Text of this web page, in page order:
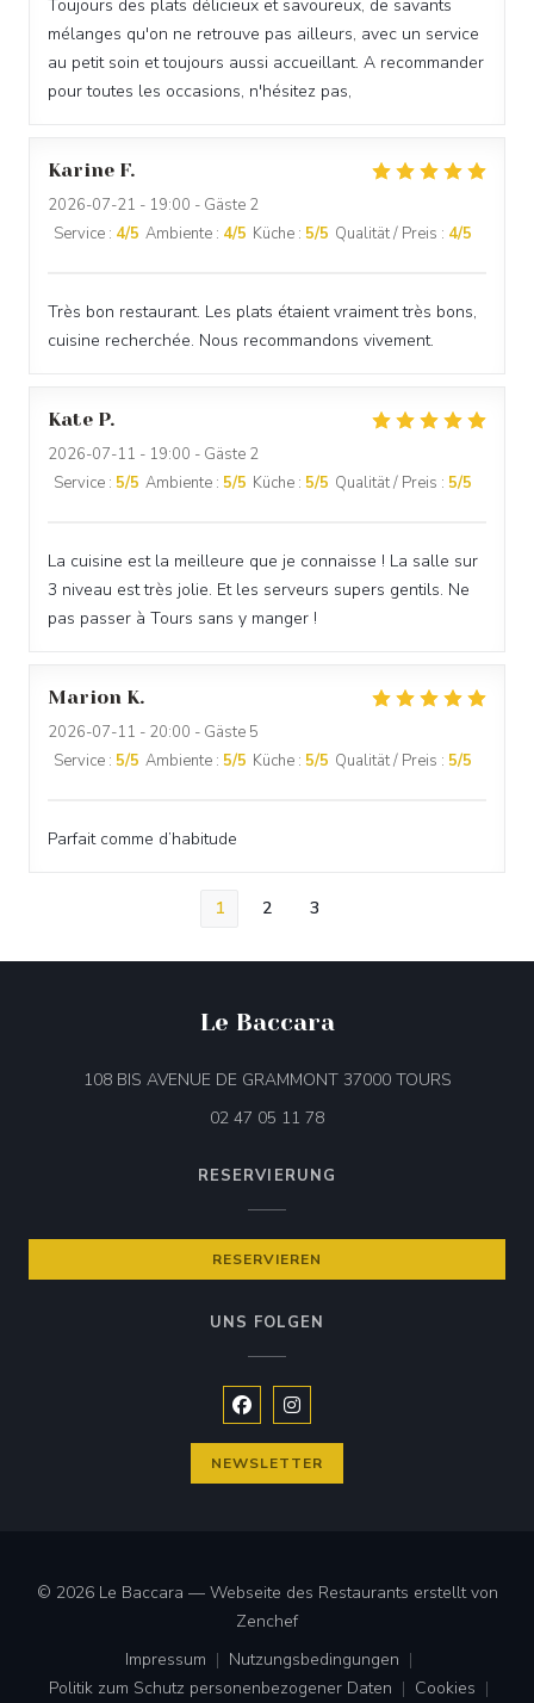
Toujours des plats délicieux et savoureux, de savants
mélanges qu'on ne retrouve pas ailleurs, avec un service
au petit soin et toujours aussi accueillant. A recommander
pour toutes les occasions, n'hésitez pas,
Karine F
2026-07-21 - 19:00 - Gäste 2
Service : 4/5 Ambiente : 4/5 Küche : 5/5 Qualität / Preis : 4/5
Très bon restaurant. Les plats étaient vraiment très bons,
cuisine recherchée. Nous recommandons vivement.
Kate P
2026-07-11 - 19:00 - Gäste 2
Service : 5/5 Ambiente : 5/5 Küche : 5/5 Qualität / Preis : 5/5
La cuisine est la meilleure que je connaisse ! La salle sur
3 niveau est très jolie. Et les serveurs supers gentils. Ne
pas passer à Tours sans y manger !
Marion K
2026-07-11 - 20:00 - Gäste 5
Service : 5/5 Ambiente : 5/5 Küche : 5/5 Qualität / Preis : 5/5
Parfait comme d’habitude
1 2 3
Le Baccara
108 BIS AVENUE DE GRAMMONT 37000 TOURS((öffnet
02 47 05 11 78
RESERVIERUNG
RESERVIEREN
UNS FOLGEN
Facebook ((öffnet ein neues
Instagram ((öffnet ein neues
NEWSLETTER
© 2026 Le Baccara — Webseite des Restaurants erstellt von
Zenchef((öffnet ein neues Fenster))
Impressum
((öffnet ein neues Fenster))
Nutzungsbedingungen
((öffnet ein neues Fenster))
Politik zum Schutz personenbezogener Daten Cookies